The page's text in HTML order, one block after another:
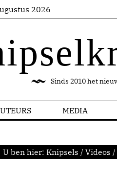
2026
Sinds 2010 het
MEDIA
U ben hier: Knipsels / Videos /